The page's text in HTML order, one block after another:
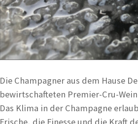
Die Champagner aus dem Hause
bewirtschafteten Premier-Cru-
Das Klima in der Champagne